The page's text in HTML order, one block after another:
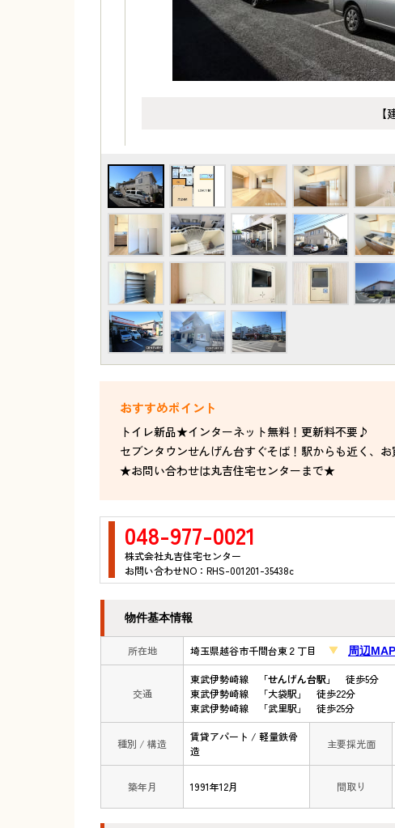
トイレ新品★インターネット無料！更新料不要♪
セブンタウンせんげん台すぐそば！駅からも近く、
★お問い合わせは丸吉住宅センターまで★
048-977-0021
株式会社丸吉住宅センター
お問い合わせNO：RHS-001201-35438c
物件基本情報
所在地 埼玉県越谷市千間台東２丁目 周辺MAP
交通
東武伊勢崎線 「せんげん台駅」
徒歩5分
東武伊勢崎線 「大袋駅」 徒歩22分
東武伊勢崎線 「武里駅」 徒歩25分
種別 / 構造
賃貸アパート / 軽量鉄骨
造
主要採光面
築年月 1991年12月 間取り